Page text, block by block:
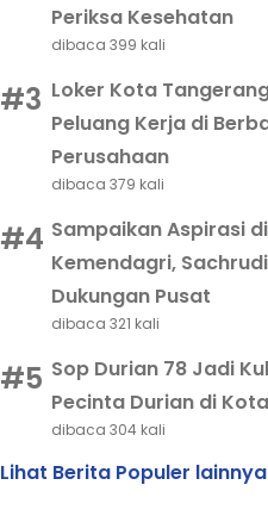
Periksa Kesehatan
dibaca 399 kali
#3 Loker Kota
Peluang Kerja di
Perusahaan
dibaca 379 kali
#4 Sampaikan Aspirasi
Kemendagri,
Dukungan Pusat
dibaca 321 kali
#5 Sop Durian 78 Jadi
Pecinta Durian di
dibaca 304 kali
Lihat Berita Populer lainnya